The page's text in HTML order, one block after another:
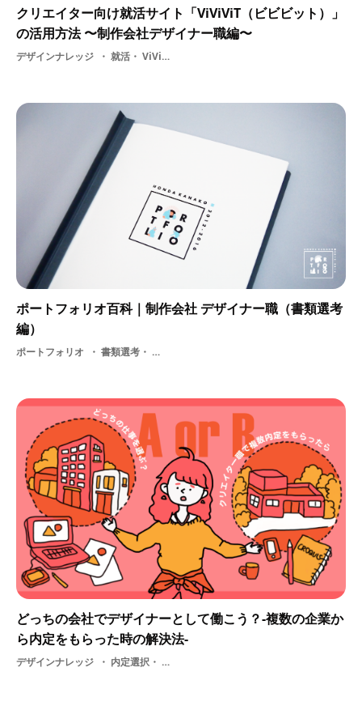
クリエイター向け就活サイト「ViViViT（ビビビット）」
の活用方法 〜制作会社デザイナー職編〜
デザインナレッジ 就活・ ViViViTの使い方
ポートフォリオ百科｜制作会社 デザイナー職（書類選考
編）
ポートフォリオ 書類選考・ 就活・ 選考
どっちの会社でデザイナーとして働こう？-複数の企業か
ら内定をもらった時の解決法-
デザインナレッジ 内定選択・ 就活・ 新卒・ 内定承諾・ 内定者・ 内定辞退・ 採用